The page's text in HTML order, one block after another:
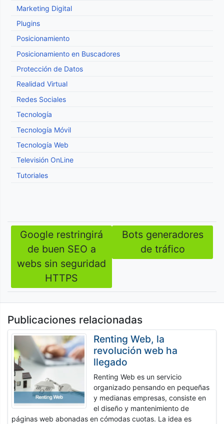
Marketing Digital
Plugins
Posicionamiento
Posicionamiento en Buscadores
Protección de Datos
Realidad Virtual
Redes Sociales
Tecnología
Tecnología Móvil
Tecnología Web
Televisión OnLine
Tutoriales
Navegación
de
entradas
Google restringirá
de buen SEO a
webs sin seguridad
HTTPS
Bots generadores
de tráfico
Publicaciones relacionadas
Renting Web, la
revolución web ha
llegado
Renting Web es un servicio
organizado pensando en pequeñas
y medianas empresas, consiste en
el diseño y mantenimiento de
páginas web abonadas en cómodas cuotas. La idea es